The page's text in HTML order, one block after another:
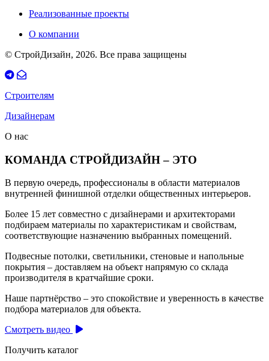
Реализованные проекты
О компании
© СтройДизайн, 2026. Все права защищены
Строителям
Дизайнерам
О нас
КОМАНДА СТРОЙДИЗАЙН – ЭТО
В первую очередь, профессионалы в области материалов
внутренней финишной отделки общественных интерьеров.
Более 15 лет совместно с дизайнерами и архитекторами
подбираем материалы по характеристикам и свойствам,
соответствующие назначению выбранных помещений.
Подвесные потолки, светильники, стеновые и напольные
покрытия – доставляем на объект напрямую со склада
производителя в кратчайшие сроки.
Наше партнёрство – это спокойствие и уверенность в качестве
подбора материалов для объекта.
Смотреть видео
Получить каталог